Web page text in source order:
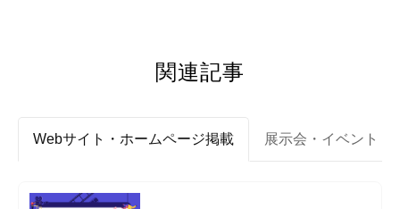
関連記事
Webサイト・ホームページ掲載 展示会・イベント